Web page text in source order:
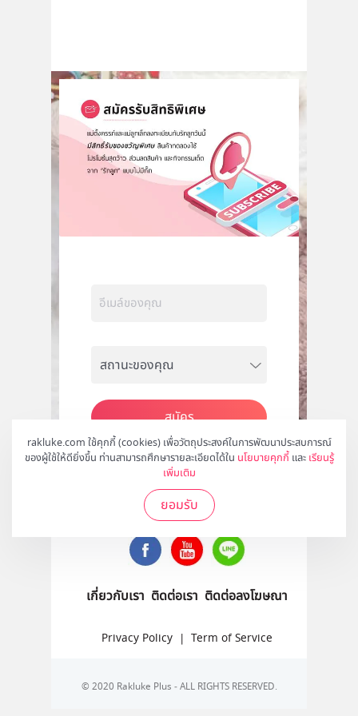
rakluke.com ใช้คุกกี้ (cookies) เพื่อวัตถุประสงค์ในการพัฒนาประสบการณ์
ของผู้ใช้ให้ดียิ่งขึ้น ท่านสามารถศึกษารายละเอียดได้ใน นโยบายคุกกี้ และ เรียนรู้
เพิ่มเติม
ยอมรับ
สมัคร
ติดตามเราได้ที่
เกี่ยวกับเรา ติดต่อเรา ติดต่อลงโฆษณา
Privacy Policy | Term of Service
© 2020 Rakluke Plus - ALL RIGHTS RESERVED.